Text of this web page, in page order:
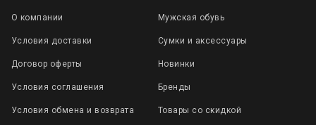
О компании
Условия доставки
Договор оферты
Условия соглашения
Условия обмена и возврата
Мужская обувь
Сумки и аксессуары
Новинки
Бренды
Товары со скидкой